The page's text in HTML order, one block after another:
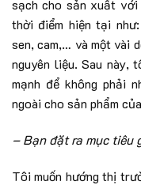
sạch cho sản xuất với
thời điểm hiện tại
sen, cam,… và một vài
nguyên liệu. Sau này,
mạnh để không phải
ngoài cho sản phẩm
– Bạn đặt ra mục tiêu
Tôi muốn hướng thị